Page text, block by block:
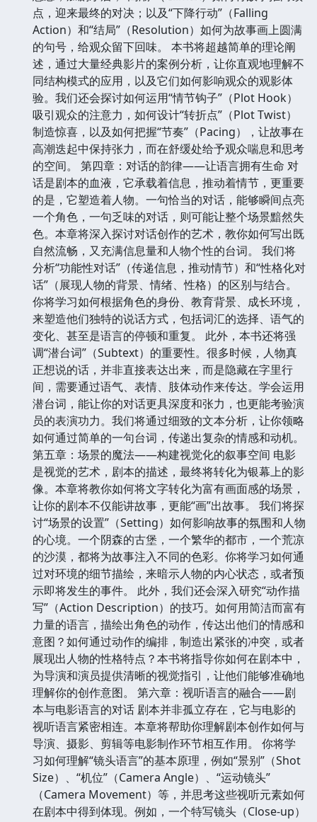
点，迎来最终的对决；以及“下降行动”（Falling
Action）和“结局”（Resolution）如何为故事画上圆满
的句号，给观众留下回味。 本书将超越简单的理论阐
述，通过大量经典影片的案例分析，让你直观地理解不
同结构模式的应用，以及它们如何影响观众的观影体
验。我们还会探讨如何运用“情节钩子”（Plot Hook）
吸引观众的注意力，如何设计“转折点”（Plot Twist）
制造惊喜，以及如何把握“节奏”（Pacing），让故事在
高潮迭起中保持张力，而在舒缓处给予观众喘息和思考
的空间。 第四章：对话的韵律——让语言拥有生命 对
话是剧本的血液，它承载着信息，推动着情节，更重要
的是，它塑造着人物。一句恰当的对话，能够瞬间点亮
一个角色，一句乏味的对话，则可能让整个场景黯然失
色。本章将深入探讨对话创作的艺术，教你如何写出既
自然流畅，又充满信息量和人物个性的台词。 我们将
分析“功能性对话”（传递信息，推动情节）和“性格化对
话”（展现人物的背景、情绪、性格）的区别与结合。
你将学习如何根据角色的身份、教育背景、成长环境，
来塑造他们独特的说话方式，包括词汇的选择、语气的
变化、甚至是语言的停顿和重复。 此外，本书还将强
调“潜台词”（Subtext）的重要性。很多时候，人物真
正想说的话，并非直接表达出来，而是隐藏在字里行
间，需要通过语气、表情、肢体动作来传达。学会运用
潜台词，能让你的对话更具深度和张力，也更能考验演
员的表演功力。我们将通过细致的文本分析，让你领略
如何通过简单的一句台词，传递出复杂的情感和动机。
第五章：场景的魔法——构建视觉化的叙事空间 电影
是视觉的艺术，剧本的描述，最终将转化为银幕上的影
像。本章将教你如何将文字转化为富有画面感的场景，
让你的剧本不仅能讲故事，更能“画”出故事。 我们将探
讨“场景的设置”（Setting）如何影响故事的氛围和人物
的心境。一个阴森的古堡，一个繁华的都市，一个荒凉
的沙漠，都将为故事注入不同的色彩。你将学习如何通
过对环境的细节描绘，来暗示人物的内心状态，或者预
示即将发生的事件。 此外，我们还会深入研究“动作描
写”（Action Description）的技巧。如何用简洁而富有
力量的语言，描绘出角色的动作，传达出他们的情感和
意图？如何通过动作的编排，制造出紧张的冲突，或者
展现出人物的性格特点？本书将指导你如何在剧本中，
为导演和演员提供清晰的视觉指引，让他们能够准确地
理解你的创作意图。 第六章：视听语言的融合——剧
本与电影语言的对话 剧本并非孤立存在，它与电影的
视听语言紧密相连。本章将帮助你理解剧本创作如何与
导演、摄影、剪辑等电影制作环节相互作用。 你将学
习如何理解“镜头语言”的基本原理，例如“景别”（Shot
Size）、“机位”（Camera Angle）、“运动镜头”
（Camera Movement）等，并思考这些视听元素如何
在剧本中得到体现。例如，一个特写镜头（Close-up）